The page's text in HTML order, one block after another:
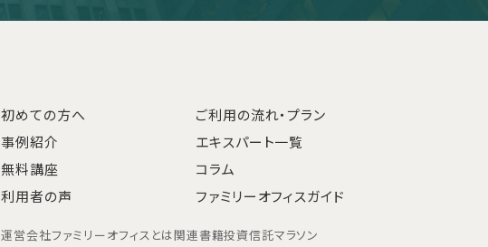
初めての方へ
ご利用の流れ・プラン
事例紹介
エキスパート一覧
無料講座
コラム
利用者の声
ファミリーオフィスガイド
運営会社ファミリーオフィスとは関連書籍投資信託マラソン